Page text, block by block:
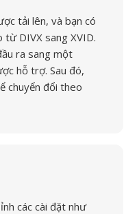
tải lên, và bạn có
DIVX sang XVID.
ra sang một
hỗ trợ. Sau đó,
chuyển đổi theo
các cài đặt như